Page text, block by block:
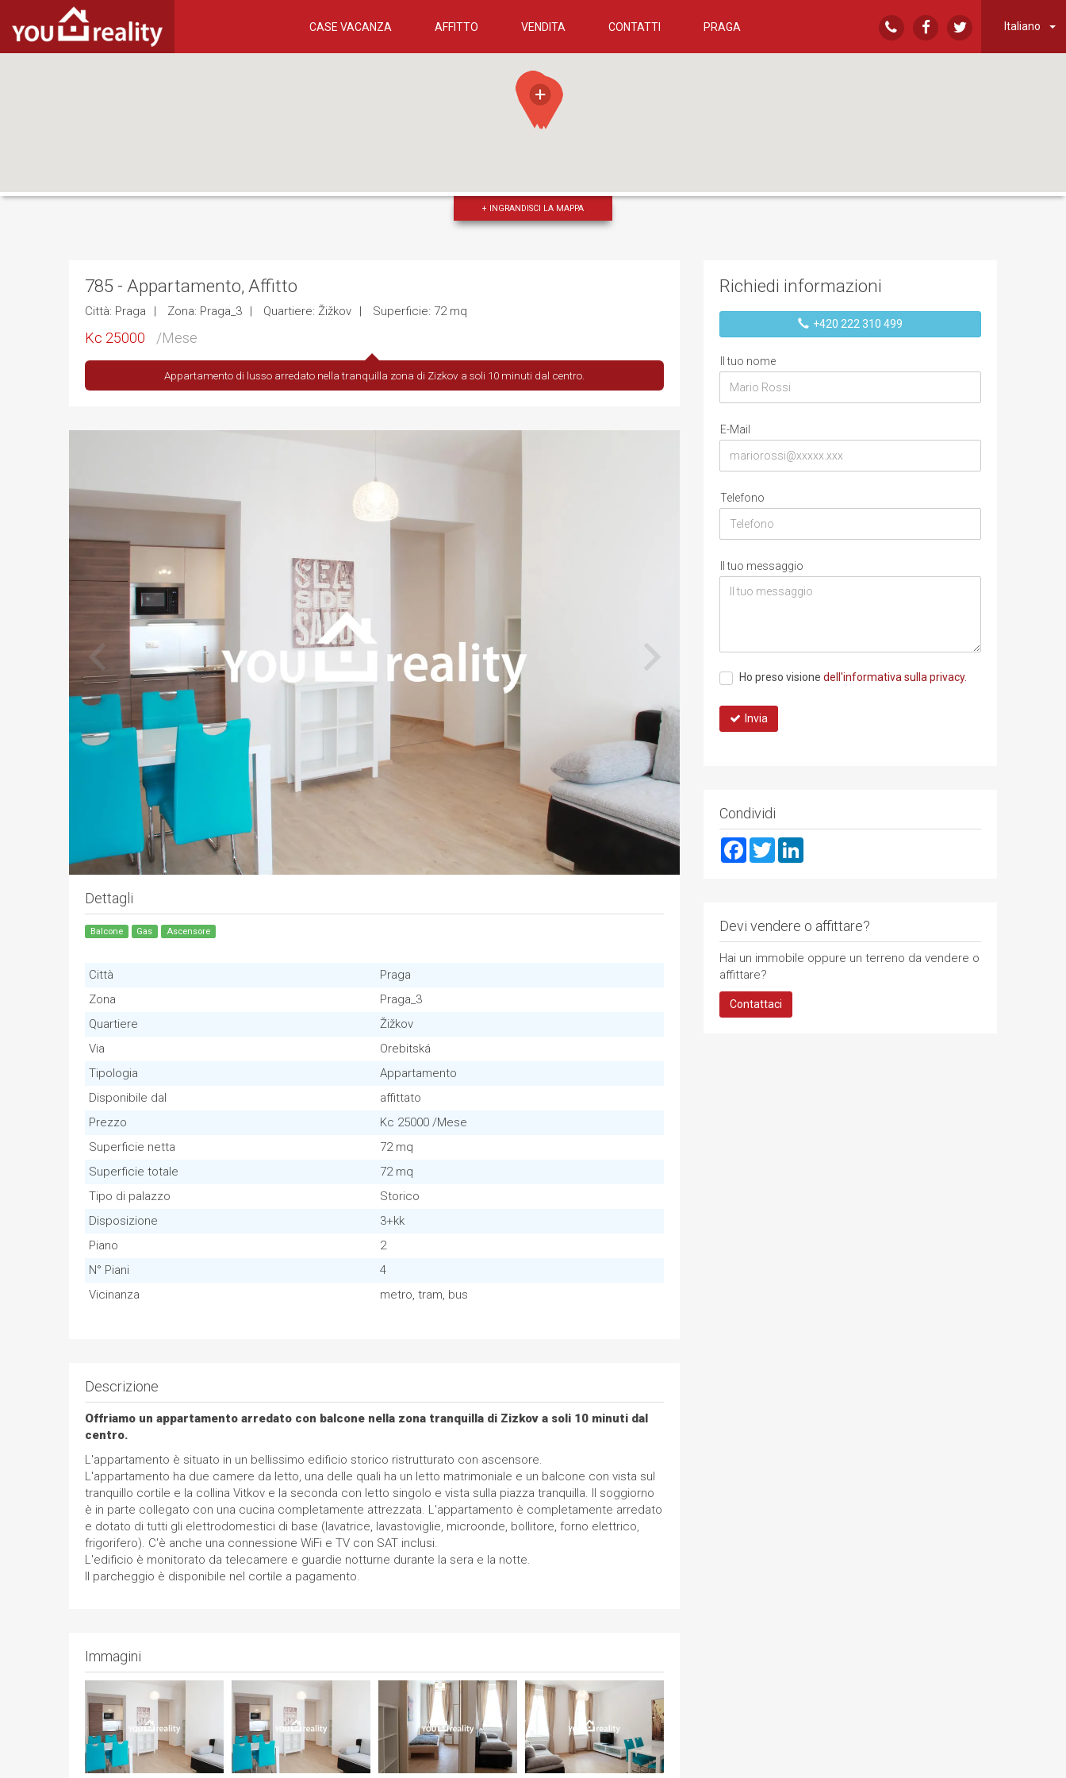
CASE VACANZA AFFITTO VENDITA CONTATTI PRAGA Italiano
+ INGRANDISCI LA MAPPA
785 - Appartamento, Affitto
Città: Praga Zona: Praga_3 Quartiere: Žižkov Superficie: 72 mq
Kc 25000 /Mese
Appartamento di lusso arredato nella tranquilla zona di Zizkov a soli 10 minuti dal centro.
Dettagli
Balcone Gas Ascensore
Città
Praga
Zona
Praga_3
Quartiere
Žižkov
Via
Orebitská
Tipologia
Appartamento
Disponibile dal
affittato
Prezzo
Kc 25000 /Mese
Superficie netta
72 mq
Superficie totale
72 mq
Tipo di palazzo
Storico
Disposizione
3+kk
Piano
2
N° Piani
4
Vicinanza
metro, tram, bus
Descrizione
Offriamo un appartamento arredato con balcone nella zona tranquilla di Zizkov a soli 10 minuti dal
centro.
L'appartamento è situato in un bellissimo edificio storico ristrutturato con ascensore.
L'appartamento ha due camere da letto, una delle quali ha un letto matrimoniale e un balcone con vista sul
tranquillo cortile e la collina Vitkov e la seconda con letto singolo e vista sulla piazza tranquilla. Il soggiorno
è in parte collegato con una cucina completamente attrezzata. L'appartamento è completamente arredato
e dotato di tutti gli elettrodomestici di base (lavatrice, lavastoviglie, microonde, bollitore, forno elettrico,
frigorifero). C'è anche una connessione WiFi e TV con SAT inclusi.
L'edificio è monitorato da telecamere e guardie notturne durante la sera e la notte.
Il parcheggio è disponibile nel cortile a pagamento.
Immagini
Richiedi informazioni
+420 222 310 499
Il tuo nome
E-Mail
Telefono
Il tuo messaggio
Ho preso visione dell'informativa sulla privacy.
Invia
Condividi
Facebook
Twitter
Devi vendere o affittare?
Hai un immobile oppure un terreno da vendere o
affittare?
Contattaci